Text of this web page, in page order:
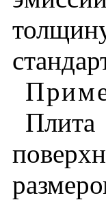
Плита